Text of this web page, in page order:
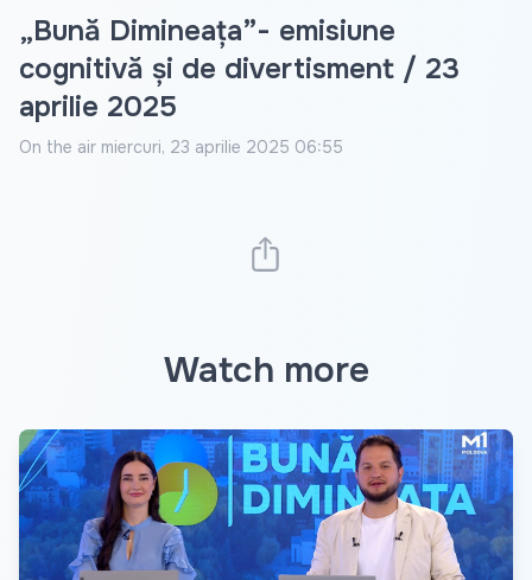
„Bună Dimineața”- emisiune
cognitivă și de divertisment / 23
aprilie 2025
On the air miercuri, 23 aprilie 2025 06:55
Watch more